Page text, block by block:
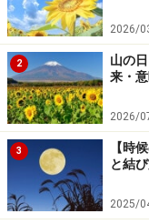
断る一文を添えます
2026/
2
山の
来・
2026/
3
【時
と結
2025/